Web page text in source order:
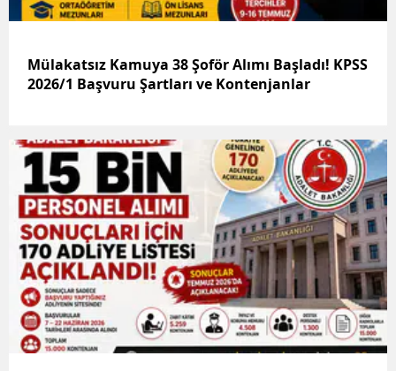
Mülakatsız Kamuya 38 Şoför Alımı Başladı! KPSS
2026/1 Başvuru Şartları ve Kontenjanlar